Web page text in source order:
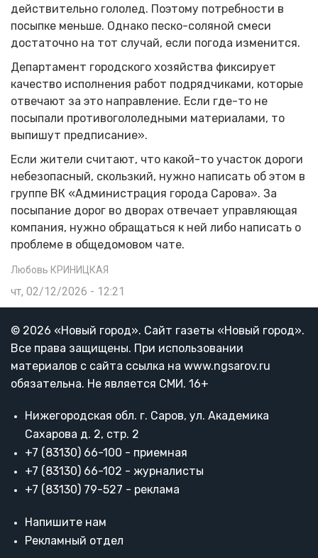
действительно гололед. Поэтому потребности в
посыпке меньше. Однако песко-соляной смеси
достаточно на тот случай, если погода изменится.
Департамент городского хозяйства фиксирует
качество исполнения работ подрядчиками, которые
отвечают за это направление. Если где-то не
посыпали противогололедными материалами, то
выпишут предписание».
Если жители считают, что какой-то участок дороги
небезопасный, скользкий, нужно написать об этом в
группе ВК «Администрация города Сарова». За
посыпание дорог во дворах отвечает управляющая
компания, нужно обращаться к ней либо написать о
проблеме в общедомовом чате.
Любовь КРИНИЦКАЯ
чт, 02/12/2026 - 12:21
© 2026 «Новый город». Cайт газеты «Новый город».
Все права защищены. При использовании
материалов с сайта ссылка на www.ngsarov.ru
обязательна. Не является СМИ. 16+
Нижегородская обл. г. Саров, ул. Академика
Сахарова д. 2, стр. 2
+7 (83130) 66-100 - приемная
+7 (83130) 66-102 - журналисты
+7 (83130) 79-527 - реклама
Напишите нам
Рекламный отдел